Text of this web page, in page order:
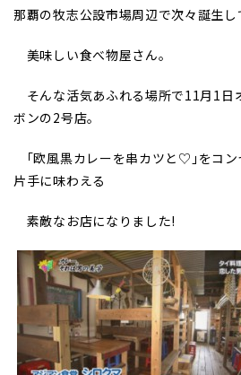
那覇の牧志公設市場周辺で次々誕生
美味しい食べ物屋さん。
そんな活気あふれる場所で11月1日
ボンの2号店。
｢欧風黒カレーを串カツと ♡ ｣をコ
片手に味わえる
素敵なお店になりました!